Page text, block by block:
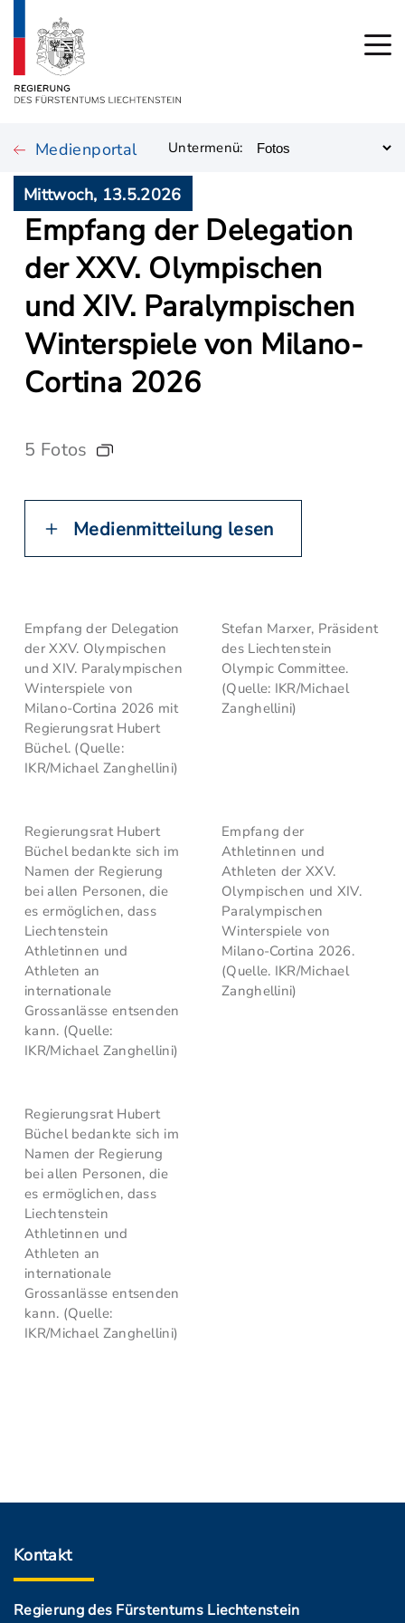
Medienportal Untermenü:
Mittwoch, 13.5.2026
Empfang der Delegation
der XXV. Olympischen
und XIV. Paralympischen
Winterspiele von Milano-
Cortina 2026
5 Fotos
Medienmitteilung lesen
Empfang der Delegation
der XXV. Olympischen
und XIV. Paralympischen
Winterspiele von
Milano-Cortina 2026 mit
Regierungsrat Hubert
Büchel. (Quelle:
IKR/Michael Zanghellini)
Stefan Marxer, Präsident
des Liechtenstein
Olympic Committee.
(Quelle: IKR/Michael
Zanghellini)
Regierungsrat Hubert
Büchel bedankte sich im
Namen der Regierung
bei allen Personen, die
es ermöglichen, dass
Liechtenstein
Athletinnen und
Athleten an
internationale
Grossanlässe entsenden
kann. (Quelle:
IKR/Michael Zanghellini)
Empfang der
Athletinnen und
Athleten der XXV.
Olympischen und XIV.
Paralympischen
Winterspiele von
Milano-Cortina 2026.
(Quelle. IKR/Michael
Zanghellini)
Regierungsrat Hubert
Büchel bedankte sich im
Namen der Regierung
bei allen Personen, die
es ermöglichen, dass
Liechtenstein
Athletinnen und
Athleten an
internationale
Grossanlässe entsenden
kann. (Quelle:
IKR/Michael Zanghellini)
Kontakt
Regierung des Fürstentums Liechtenstein